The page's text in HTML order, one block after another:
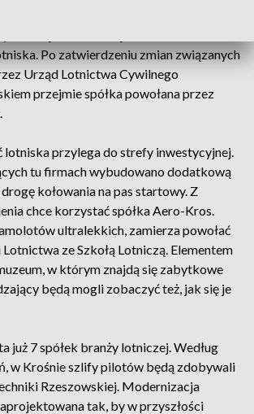
Po zatwierdzeniu zmian związanych
Urząd Lotnictwa Cywilnego
przejmie spółka powołana przez
lotniska przylega do strefy inwestycyjnej.
tu firmach wybudowano dodatkową
kołowania na pas startowy. Z
chce korzystać spółka Aero-Kros.
ultralekkich, zamierza powołać
ze Szkołą Lotniczą. Elementem
w którym znajdą się zabytkowe
będą mogli zobaczyć też, jak się je
już 7 spółek branży lotniczej. Według
w Krośnie szlify pilotów będą zdobywali
Rzeszowskiej. Modernizacja
tak, by w przyszłości